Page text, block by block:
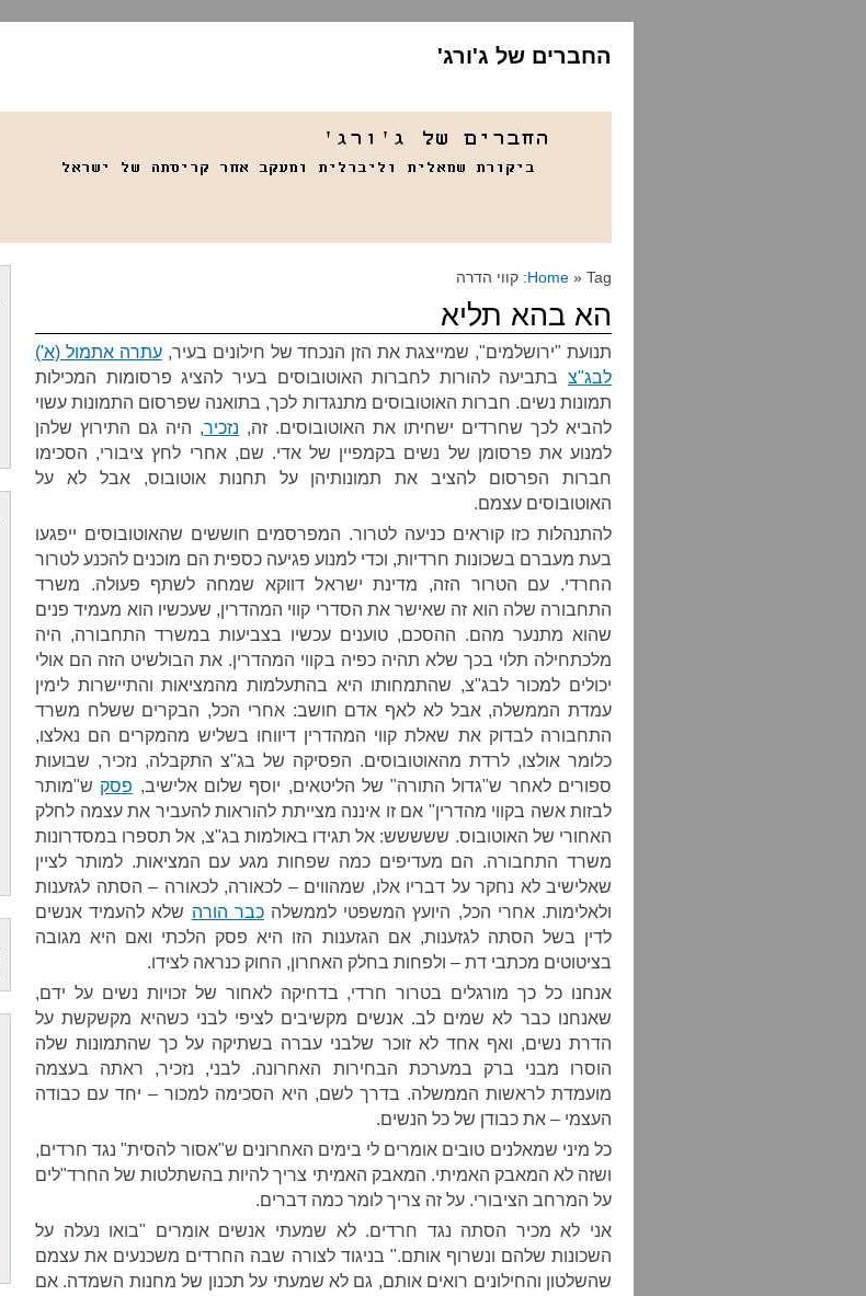
החברים של ג'ורג'
Home » Tag: קווי הדרה
הא בהא תליא
תנועת "ירושלמים", שמייצגת את הזן הנכחד של חילונים בעיר,עתרה אתמול (א')
לבג"צ בתביעה להורות לחברות האוטובוסים בעיר להציג פרסומות המכילות
תמונות נשים. חברות האוטובוסים מתנגדות לכך, בתואנה שפרסום התמונות עשוי
להביא לכך שחרדים ישחיתו את האוטובוסים. זה, נזכיר, היה גם התירוץ שלהן
למנוע את פרסומן של נשים בקמפיין של אדי. שם, אחרי לחץ ציבורי, הסכימו
חברות הפרסום להציב את תמונותיהן על תחנות אוטובוס, אבל לא על
האוטובוסים עצמם.
להתנהלות כזו קוראים כניעה לטרור. המפרסמים חוששים שהאוטובוסים ייפגעו
בעת מעברם בשכונות חרדיות, וכדי למנוע פגיעה כספית הם מוכנים להכנע לטרור
החרדי. עם הטרור הזה, מדינת ישראל דווקא שמחה לשתף פעולה. משרד
התחבורה שלה הוא זה שאישר את הסדרי קווי המהדרין, שעכשיו הוא מעמיד פנים
שהוא מתנער מהם. ההסכם, טוענים עכשיו בצביעות במשרד התחבורה, היה
מלכתחילה תלוי בכך שלא תהיה כפיה בקווי המהדרין. את הבולשיט הזה הם אולי
יכולים למכור לבג"צ, שהתמחותו היא בהתעלמות מהמציאות והתיישרות לימין
עמדת הממשלה, אבל לא לאף אדם חושב: אחרי הכל, הבקרים ששלח משרד
התחבורה לבדוק את שאלת קווי המהדרין דיווחו בשליש מהמקרים הם נאלצו,
כלומר אולצו, לרדת מהאוטובוסים. הפסיקה של בג"צ התקבלה, נזכיר, שבועות
ספורים לאחר ש"גדול התורה" של הליטאים, יוסף שלום אלישיב, פסק ש"מותר
לבזות אשה בקווי מהדרין" אם זו איננה מצייתת להוראות להעביר את עצמה לחלק
האחורי של האוטובוס. ששששש: אל תגידו באולמות בג"צ, אל תספרו במסדרונות
משרד התחבורה. הם מעדיפים כמה שפחות מגע עם המציאות. למותר לציין
שאלישיב לא נחקר על דבריו אלו, שמהווים – לכאורה, לכאורה – הסתה לגזענות
ולאלימות. אחרי הכל, היועץ המשפטי לממשלהכבר הורה שלא להעמיד אנשים
לדין בשל הסתה לגזענות, אם הגזענות הזו היא פסק הלכתי ואם היא מגובה
בציטוטים מכתבי דת – ולפחות בחלק האחרון, החוק כנראה לצידו.
אנחנו כל כך מורגלים בטרור חרדי, בדחיקה לאחור של זכויות נשים על ידם,
שאנחנו כבר לא שמים לב. אנשים מקשיבים לציפי לבני כשהיא מקשקשת על
הדרת נשים, ואף אחד לא זוכר שלבני עברה בשתיקה על כך שהתמונות שלה
הוסרו מבני ברק במערכת הבחירות האחרונה. לבני, נזכיר, ראתה בעצמה
מועמדת לראשות הממשלה. בדרך לשם, היא הסכימה למכור – יחד עם כבודה
העצמי – את כבודן של כל הנשים.
כל מיני שמאלנים טובים אומרים לי בימים האחרונים ש"אסור להסית" נגד חרדים,
ושזה לא המאבק האמיתי. המאבק האמיתי צריך להיות בהשתלטות של החרד"לים
על המרחב הציבורי. על זה צריך לומר כמה דברים.
אני לא מכיר הסתה נגד חרדים. לא שמעתי אנשים אומרים "בואו נעלה על
השכונות שלהם ונשרוף אותם." בניגוד לצורה שבה החרדים משכנעים את עצמם
שהשלטון והחילונים רואים אותם, גם לא שמעתי על תכנון של מחנות השמדה. אם